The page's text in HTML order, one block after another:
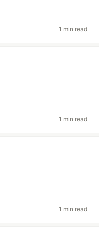
1 min read
1 min read
1 min read